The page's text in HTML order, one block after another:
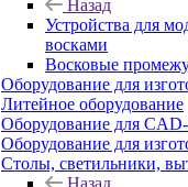
Назад
Устройства для
восками
Восковые
Оборудование для
Литейное оборудование
Оборудование для
Оборудование для
Cтолы, светильники,
Назад